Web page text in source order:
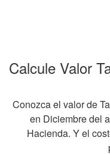
Calcule Valor
Conozca el valor de
en Diciembre del
Hacienda. Y el